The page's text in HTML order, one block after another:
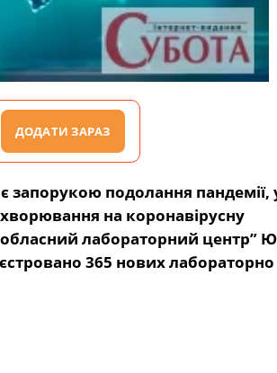
ДОДАТИ ЗАРАЗ
запорукою подолання пандемії,
на коронавірусну
лабораторний центр”
365 нових лабораторно